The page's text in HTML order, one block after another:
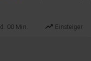
00 Min. trending_up Einsteiger